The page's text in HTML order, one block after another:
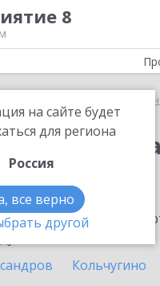
8
на сайте будет
для региона
Россия
все верно
другой
1С:Универсальное
информационными
Кольчугино